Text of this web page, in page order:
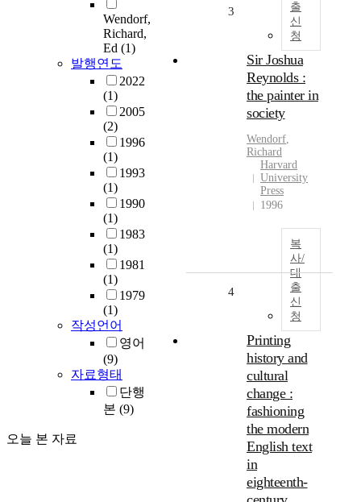
Wendorf,
Richard,
Ed (1)
발행연도
2022
(1)
2005
(2)
1996
(1)
1993
(1)
1990
(1)
1983
(1)
1981
(1)
1979
(1)
작성언어
영어
(9)
자료형태
단행
본 (9)
오늘 본 자료
출
신
청
3
Sir Joshua
Reynolds :
the painter in
society
Wendorf,
Richard
Harvard
University
Press
1996
복
사/
대
출
신
청
4
Printing
history and
cultural
change :
fashioning
the modern
English text
in
eighteenth-